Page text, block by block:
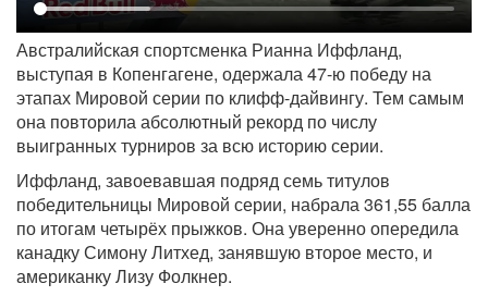
Австралийская спортсменка Рианна Иффланд,
выступая в Копенгагене, одержала 47-ю победу на
этапах Мировой серии по клифф-дайвингу. Тем самым
она повторила абсолютный рекорд по числу
выигранных турниров за всю историю серии.
Иффланд, завоевавшая подряд семь титулов
победительницы Мировой серии, набрала 361,55 балла
по итогам четырёх прыжков. Она уверенно опередила
канадку Симону Литхед, занявшую второе место, и
американку Лизу Фолкнер.